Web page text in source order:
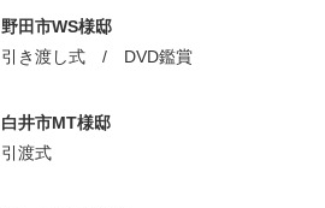
野田市WS様邸
引き渡し式 / DVD鑑賞
白井市MT様邸
引渡式